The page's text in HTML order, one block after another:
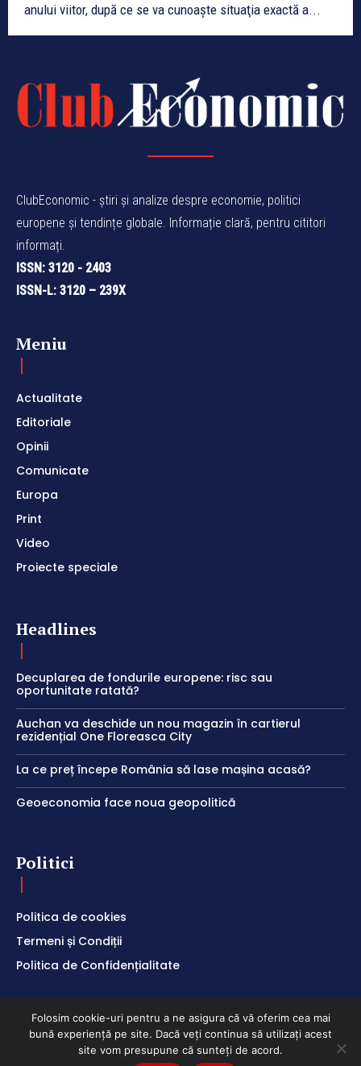
anului viitor, după ce se va cunoaşte situaţia exactă a...
ClubEconomic - știri și analize despre economie, politici
europene și tendințe globale. Informație clară, pentru cititori
informați.
ISSN: 3120 - 2403
ISSN-L: 3120 – 239X
Meniu
Actualitate
Editoriale
Opinii
Comunicate
Europa
Print
Video
Proiecte speciale
Headlines
Decuplarea de fondurile europene: risc sau
oportunitate ratată?
Auchan va deschide un nou magazin în cartierul
rezidențial One Floreasca City
La ce preț începe România să lase mașina acasă?
Geoeconomia face noua geopolitică
Politici
Politica de cookies
Termeni și Condiții
Politica de Confidențialitate
ClubEconomic @2026
Folosim cookie-uri pentru a ne asigura că vă oferim cea mai
bună experiență pe site. Dacă veți continua să utilizați acest
site vom presupune că sunteți de acord.